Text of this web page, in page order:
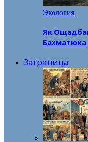
Экология
Як
Бахматюка
Заграница